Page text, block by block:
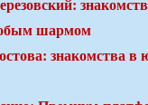
шармом
знакомства в